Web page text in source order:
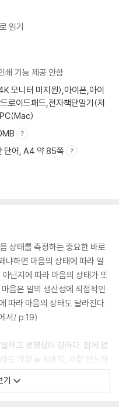
가?
렸다
럼 살아남아라
직은 무엇일까?
넘어선 새끼 독수리의 비상
높이기 연습
다
무원
읽기
쇄 기능 제공 안함
모니터 미지원),아이폰,아이
로이드패드,전자책단말기(저
단어, A4 약 85쪽
상태를 측정하는 중요한 바로
냐하면 마음의 상태에 따라 일
닌지에 따라 마음의 상태가 또
음은 일의 생산성에 직접적인
따라 마음의 상태도 달라진다.
서/ p.19)
하고 경쟁심이 강하다. 집에 없
도 가장 늦게까지, 가장 헌신적
리 출세가도를 달리지만, 어느
능을 만나면 갑자기 번아웃 증
기